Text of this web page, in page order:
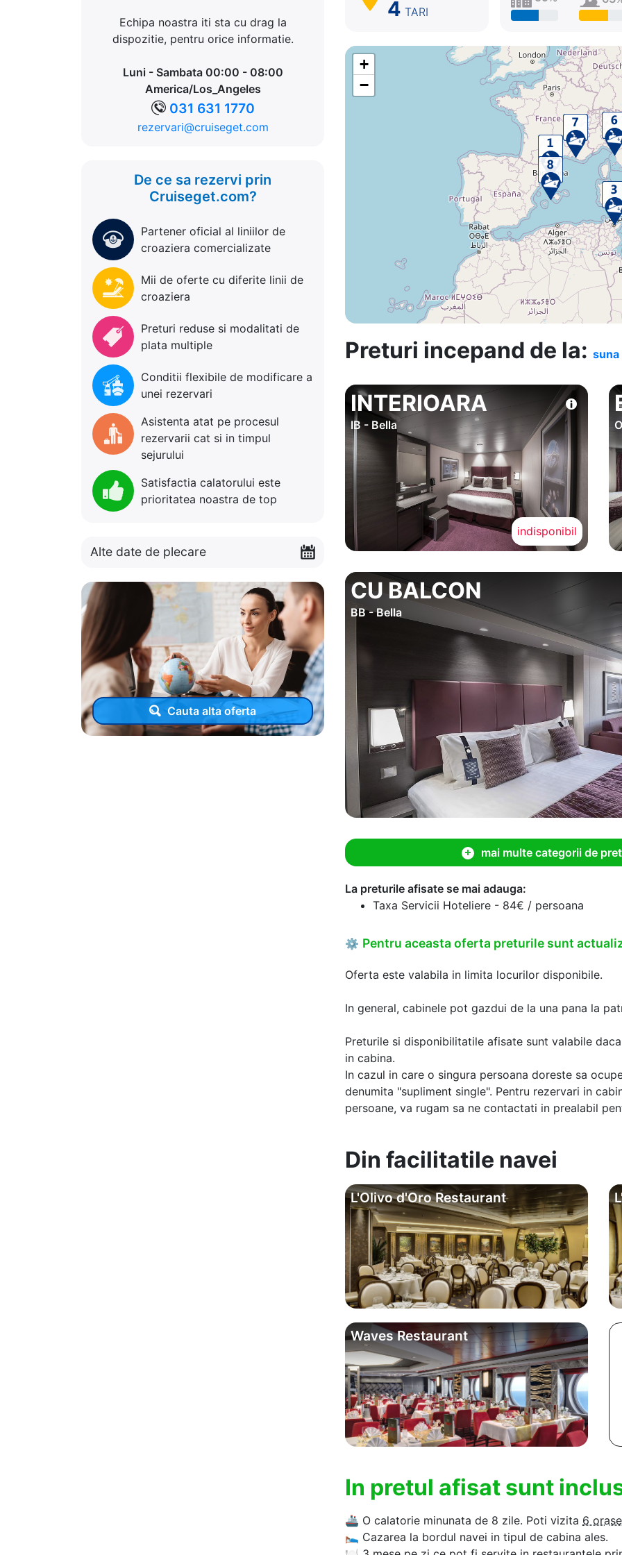
Echipa noastra iti sta cu drag la
dispozitie, pentru orice informatie.
Luni - Sambata 00:00 - 08:00
America/Los_Angeles
031 631 1770
rezervari@cruiseget.com
De ce sa rezervi prin
Cruiseget.com?
Partener oficial al liniilor de
croaziera comercializate
Mii de oferte cu diferite linii de
croaziera
Preturi reduse si modalitati de
plata multiple
Conditii flexibile de modificare a
unei rezervari
Asistenta atat pe procesul
rezervarii cat si in timpul
sejurului
Satisfactia calatorului este
prioritatea noastra de top
Alte date de plecare
Cauta alta oferta
4 TARI
+
−
Preturi incepand de la:
INTERIOARA
IB - Bella
indisponibil
CU BALCON
BB - Bella
mai multe categorii de pret
La preturile afisate se mai adauga:
Taxa Servicii Hoteliere - 84€ / persoana
⚙ Pentru aceasta oferta preturile sunt
Oferta este valabila in limita locurilor disponibile.
In general, cabinele pot gazdui de la una pana la
Preturile si disponibilitatile afisate sunt valabile
in cabina.
In cazul in care o singura persoana doreste sa
denumita "supliment single". Pentru rezervari in
persoane, va rugam sa ne contactati in prealabil
Din facilitatile navei
L'Olivo d'Oro Restaurant
Waves Restaurant
In pretul afisat sunt
🚢 O calatorie minunata de 8 zile. Poti vizita 6 orase
🛌 Cazarea la bordul navei in tipul de cabina ales.